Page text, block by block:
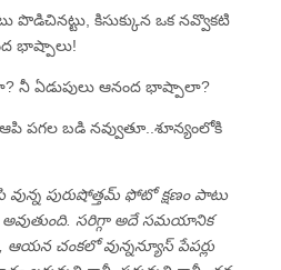
పొడిచినట్టు, కిసుక్కున ఒక నవ్వొకటి
భాష్పాలు!
నీ ఏడుపులు ఆనంద భాష్పాలా?
పగల బడి నవ్వుతూ..శూన్యంలోకి
పురుషోత్తమ్‌ ఫోటో క్షణం పాటు
అవుతుంది. సరిగ్గా అదే సమయానిక
ఆయన చంకలో వున్నన్యూస్‌ పేపర్లు